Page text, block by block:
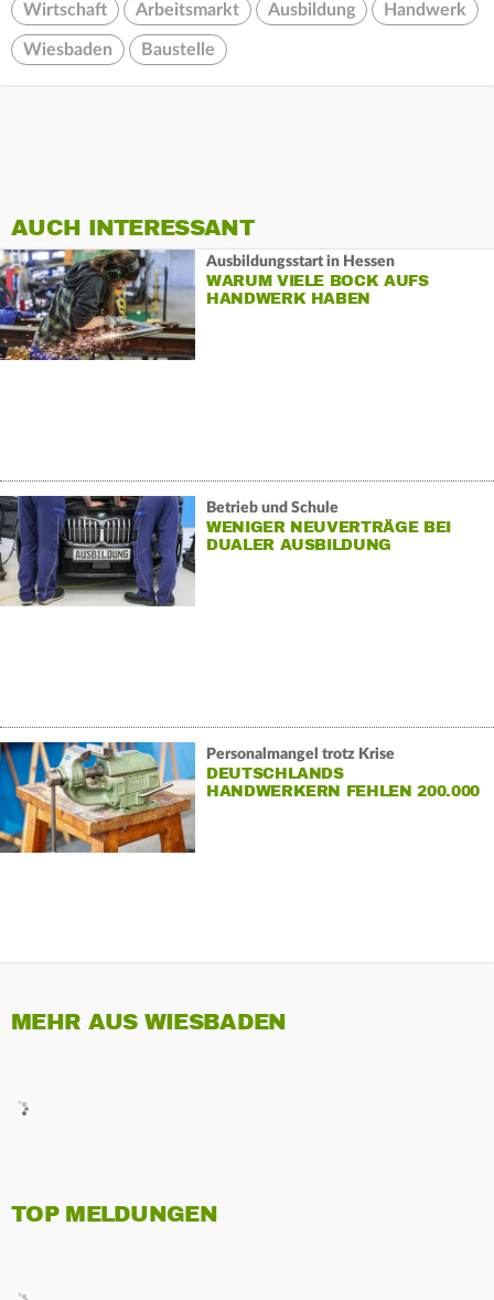
Wirtschaft Arbeitsmarkt Ausbildung Handwerk
Wiesbaden Baustelle
AUCH INTERESSANT
Ausbildungsstart in Hessen
WARUM VIELE BOCK AUFS
HANDWERK HABEN
Betrieb und Schule
WENIGER NEUVERTRÄGE BEI
DUALER AUSBILDUNG
Personalmangel trotz Krise
DEUTSCHLANDS
HANDWERKERN FEHLEN 200.000
MEHR AUS WIESBADEN
TOP MELDUNGEN